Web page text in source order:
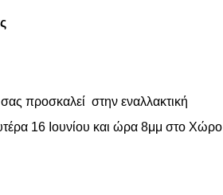
προσκαλεί στην εναλλακτική
16 Ιουνίου και ώρα 8μμ στο Χώρο